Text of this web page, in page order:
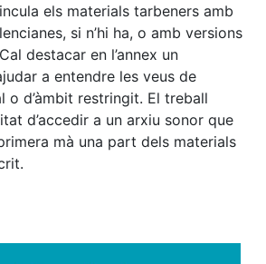
els materials tarbeners amb
si n’hi ha, o amb versions
destacar en l’annex un
a entendre les veus de
o d’àmbit restringit. El treball
d’accedir a un arxiu sonor que
mà una part dels materials